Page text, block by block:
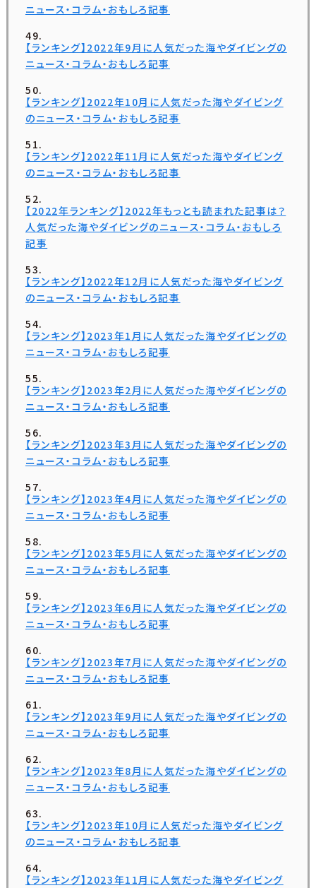
ニュース・コラム・おもしろ記事
【ランキング】2022年9月に人気だった海やダイビングの
ニュース・コラム・おもしろ記事
【ランキング】2022年10月に人気だった海やダイビング
のニュース・コラム・おもしろ記事
【ランキング】2022年11月に人気だった海やダイビング
のニュース・コラム・おもしろ記事
【2022年ランキング】2022年もっとも読まれた記事は？
人気だった海やダイビングのニュース・コラム・おもしろ
記事
【ランキング】2022年12月に人気だった海やダイビング
のニュース・コラム・おもしろ記事
【ランキング】2023年1月に人気だった海やダイビングの
ニュース・コラム・おもしろ記事
【ランキング】2023年2月に人気だった海やダイビングの
ニュース・コラム・おもしろ記事
【ランキング】2023年3月に人気だった海やダイビングの
ニュース・コラム・おもしろ記事
【ランキング】2023年4月に人気だった海やダイビングの
ニュース・コラム・おもしろ記事
【ランキング】2023年5月に人気だった海やダイビングの
ニュース・コラム・おもしろ記事
【ランキング】2023年6月に人気だった海やダイビングの
ニュース・コラム・おもしろ記事
【ランキング】2023年7月に人気だった海やダイビングの
ニュース・コラム・おもしろ記事
【ランキング】2023年9月に人気だった海やダイビングの
ニュース・コラム・おもしろ記事
【ランキング】2023年8月に人気だった海やダイビングの
ニュース・コラム・おもしろ記事
【ランキング】2023年10月に人気だった海やダイビング
のニュース・コラム・おもしろ記事
【ランキング】2023年11月に人気だった海やダイビング